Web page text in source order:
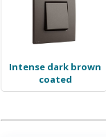
Intense dark brown
coated